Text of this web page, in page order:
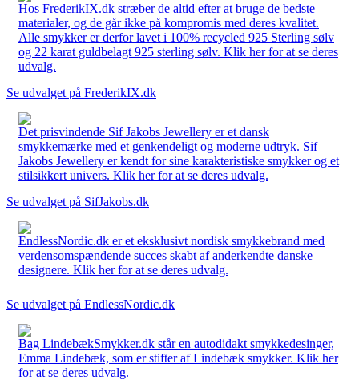
Hos FrederikIX.dk stræber de altid efter at bruge de bedste
materialer, og de går ikke på kompromis med deres kvalitet.
Alle smykker er derfor lavet i 100% recycled 925 Sterling sølv
og 22 karat guldbelagt 925 sterling sølv. Klik her for at se deres
udvalg.
Se udvalget på FrederikIX.dk
Det prisvindende Sif Jakobs Jewellery er et dansk
smykkemærke med et genkendeligt og moderne udtryk. Sif
Jakobs Jewellery er kendt for sine karakteristiske smykker og et
stilsikkert univers. Klik her for at se deres udvalg.
Se udvalget på SifJakobs.dk
EndlessNordic.dk er et eksklusivt nordisk smykkebrand med
verdensomspændende succes skabt af anderkendte danske
designere. Klik her for at se deres udvalg.
Se udvalget på EndlessNordic.dk
Bag LindebækSmykker.dk står en autodidakt smykkedesinger,
Emma Lindebæk, som er stifter af Lindebæk smykker. Klik her
for at se deres udvalg.